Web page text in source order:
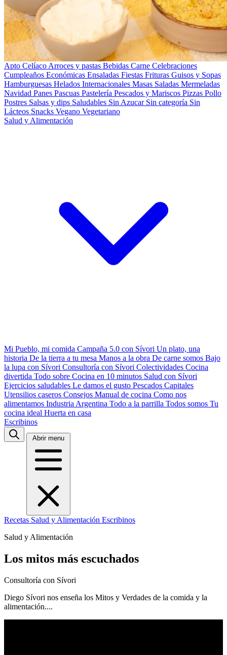
Apto Celíaco Arroces y pastas Bebidas Carne Celebraciones
Cumpleaños Económicas Ensaladas Fiestas Frituras Guisos y Sopas
Hamburguesas Helados Internacionales Masas Saladas Mermeladas
Navidad Panes Pascuas Pastelería Pescados y Mariscos Pizzas Pollo
Postres Salsas y dips Saludables Sin Azucar Sin categoría Sin
Lácteos Snacks Vegano Vegetariano
Salud y Alimentación
Mi Pueblo, mi comida Campaña 5.0 con Sívori Un plato, una
historia De la tierra a tu mesa Manos a la obra De carne somos Bajo
la lupa con Sívori Consultoría con Sívori Colectividades Cocina
divertida Todo sobre Cocina en 10 minutos Salud con Sívori
Ejercicios saludables Le damos el gusto Pescados Capitales
Utensilios caseros Consejos Manual de cocina Como nos
alimentamos Industria Argentina Todo a la parrilla Todos somos Tu
cocina ideal Huerta en casa
Escribinos
Abrir menu
Recetas Salud y Alimentación Escribinos
Salud y Alimentación
Los mitos más escuchados
Consultoría con Sívori
Diego Sívori nos enseña los Mitos y Verdades de la comida y la
alimentación....